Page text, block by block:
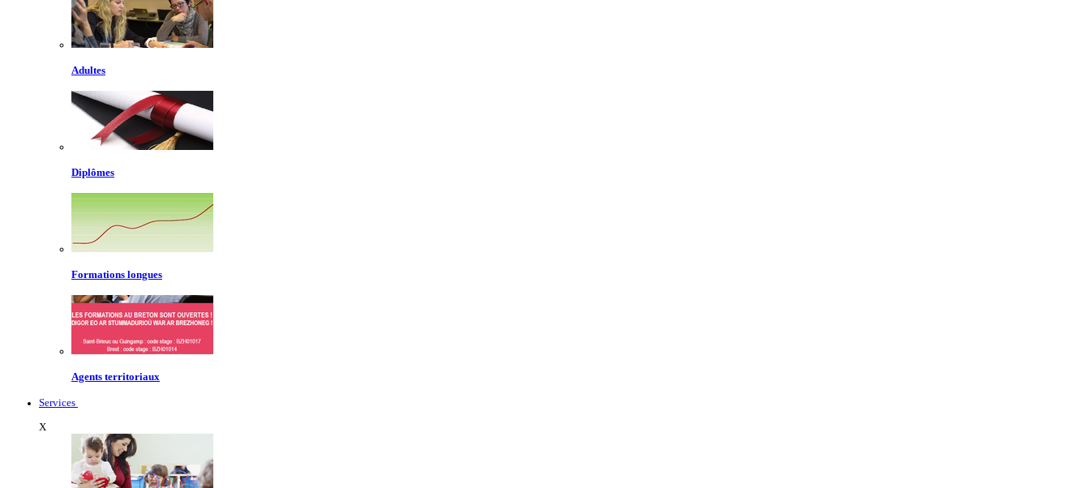
Adultes
Diplômes
Formations longues
Agents territoriaux
Services
X